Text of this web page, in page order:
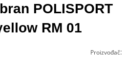
POLISPORT
RM 01
Proizvođač: